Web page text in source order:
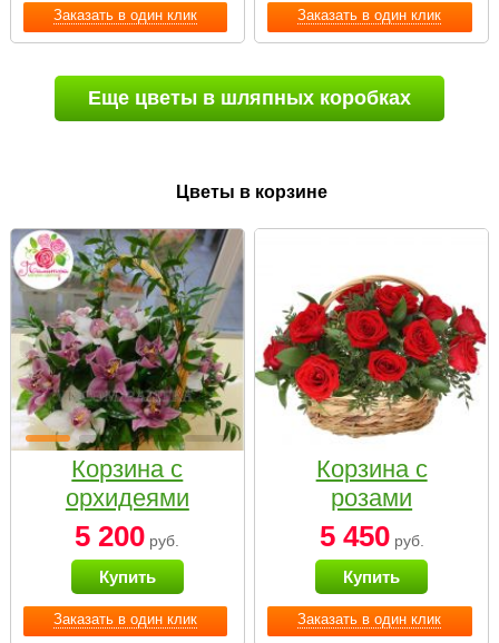
Заказать в один клик Заказать в один клик
Еще цветы в шляпных коробках
Цветы в корзине
Заказать в один клик
Корзина с
орхидеями
малая
5 200 руб.
Купить
Заказать в один клик
Корзина с
розами
«Красный
Париж»
5 450руб.
Купить